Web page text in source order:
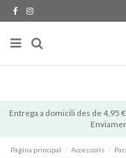
Entrega a domicili des de 4,95
Pàgina principal Accessoris